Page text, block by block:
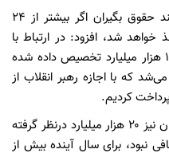
وی با بیان این که مالیات کسبه مانند حقوق بگیران اگر بیشتر از ۲۴
خواهد شد، افزود: در ارتباط با
گندم و نهاده‌های دامی، در بودجه ۱۲۴ هزار میلیارد تخصیص داده شده
پرداخت می‌شد که با اجازه رهبر انقلاب از
کردیم.
وی تاکید کرد: درباره پاداش بازنشستگان نیز ۲۰ هزار میلیارد درنظر گرفته
نبود، برای سال آینده بیش از